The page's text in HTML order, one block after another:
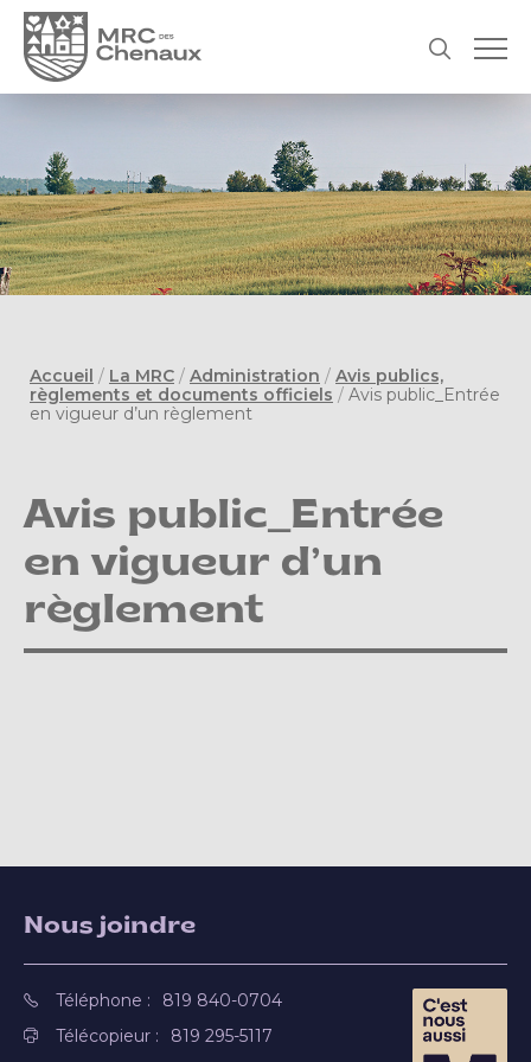
Accueil / La MRC / Administration / Avis publics,
règlements et documents officiels / Avis public_Entrée
en vigueur d’un règlement
Avis public_Entrée
en vigueur d’un
règlement
Nous joindre
Téléphone :
819 840-0704
Télécopieur :
819 295-5117